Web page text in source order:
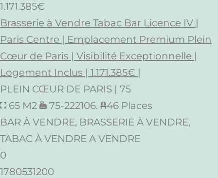
1.171.385€
Brasserie à Vendre Tabac Bar Licence IV |
Paris Centre | Emplacement Premium Plein
Cœur de Paris | Visibilité Exceptionnelle |
Logement Inclus | 1.171.385€ |
PLEIN CŒUR DE PARIS | 75
65 M2
75-222106.
46 Places
BAR À VENDRE, BRASSERIE À VENDRE,
TABAC À VENDRE A VENDRE
0
1780531200